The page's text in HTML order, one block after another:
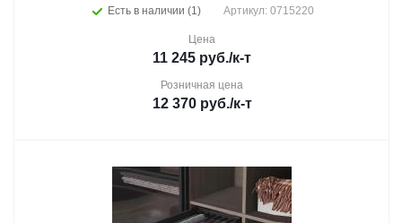
Есть в наличии (1)
Артикул: 0715220
Цена
11 245 руб./к-т
Розничная цена
12 370руб./к-т